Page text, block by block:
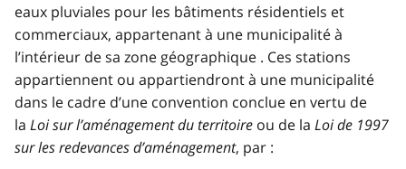
eaux pluviales pour les bâtiments résidentiels et
commerciaux, appartenant à une municipalité à
l’intérieur de sa zone géographique . Ces stations
appartiennent ou appartiendront à une municipalité
dans le cadre d’une convention conclue en vertu de
la Loi sur l’aménagement du territoire ou de la Loi de 1997
sur les redevances d’aménagement, par :